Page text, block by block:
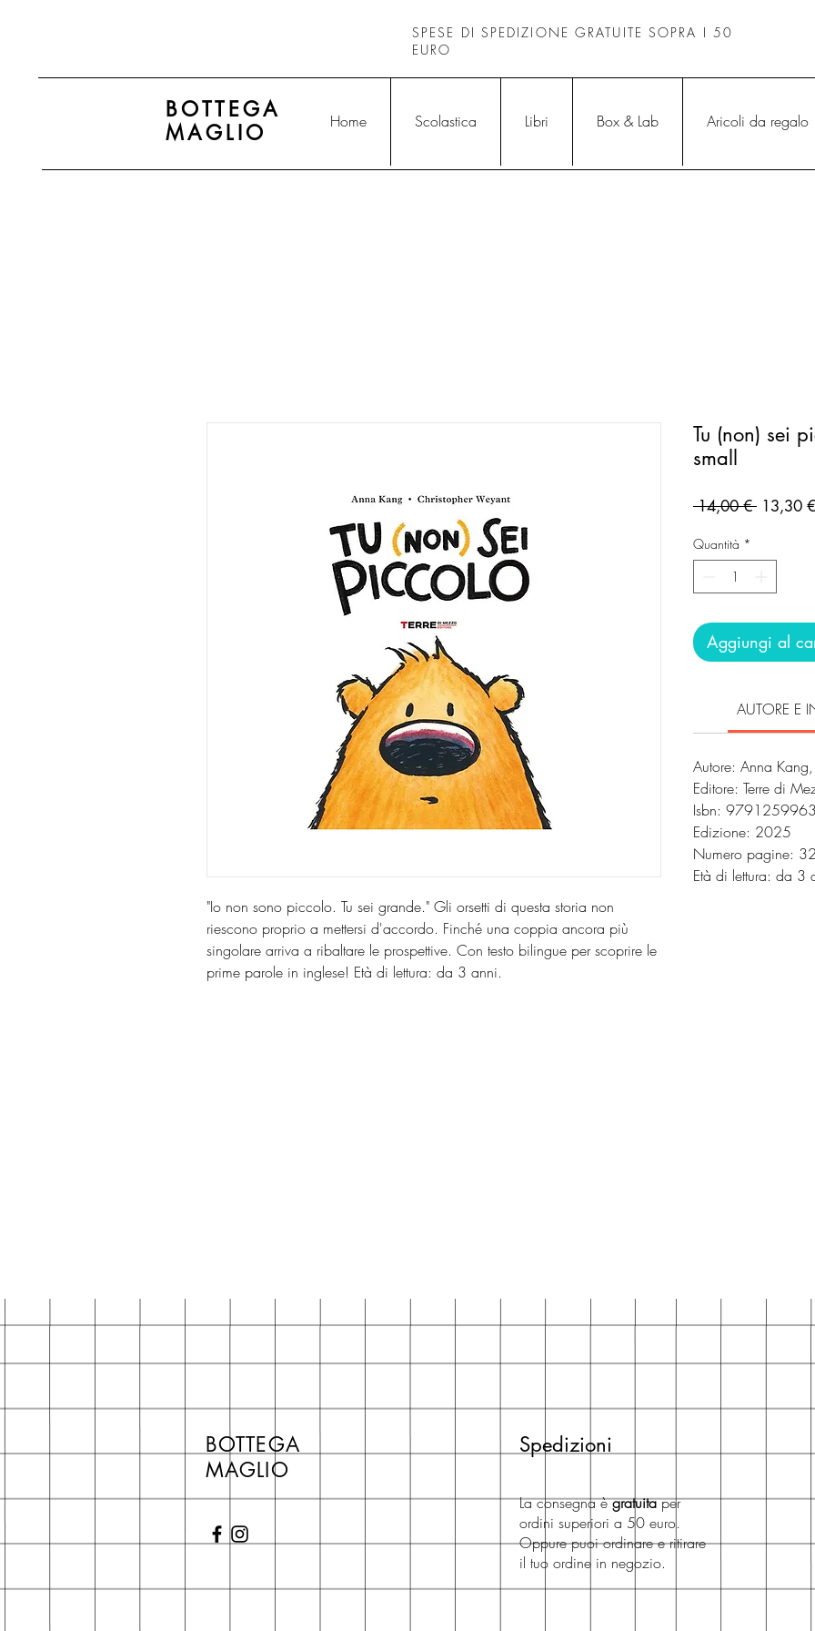
SPESE DI SPEDIZIONE GRATUITE SOPRA I 50
EURO
BOTTEGA
MAGLIO
Home Scolastica Libri Box & Lab Aricoli da regalo
"Io non sono piccolo. Tu sei grande." Gli orsetti di questa storia non
riescono proprio a mettersi d'accordo. Finché una coppia ancora più
singolare arriva a ribaltare le prospettive. Con testo bilingue per scoprire le
prime parole in inglese! Età di lettura: da 3 anni.
Tu (non) sei
small
14,00 € Prezzo
13,30 €
Quantità *
Aggiungi al
AUTORE E
Autore: Anna
Editore: Terre di
Isbn:
Edizione: 2025
Numero pagine: 32
Età di lettura: da 3
BOTTEGA
MAGLIO
Spedizioni
La consegna ègratuitaper
ordini superiori a 50 euro.
Oppure puoi ordinare e ritirare
il tuo ordine in negozio.